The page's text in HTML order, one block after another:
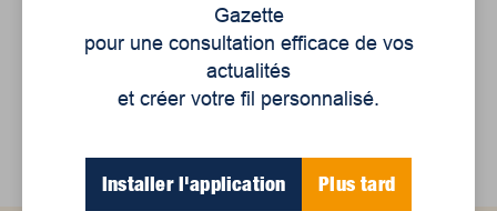
linguistique
Gazette
pour une consultation efficace de vos
actualités
et créer votre fil personnalisé.
Installer l'application Plus tard